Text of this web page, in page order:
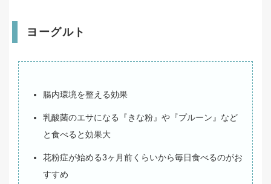
ヨーグルト
腸内環境を整える効果
乳酸菌のエサになる『きな粉』や『プルーン』など
と食べると効果大
花粉症が始める3ヶ月前くらいから毎日食べるのがお
すすめ